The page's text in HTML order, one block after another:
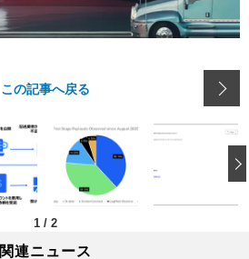
この記事へ戻る
1 / 2
関連ニュース